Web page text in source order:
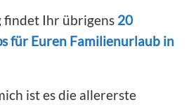
findet Ihr übrigens 20
für Euren Familienurlaub in
ist es die allererste